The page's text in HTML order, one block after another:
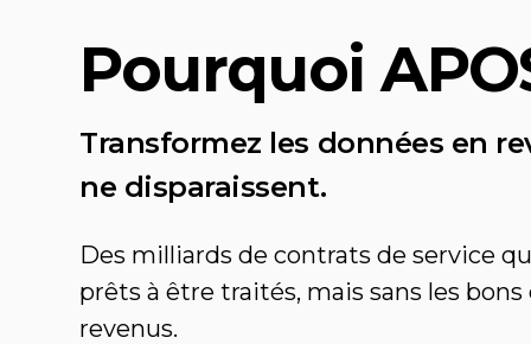
Pourquoi
Transformez les données en
ne disparaissent.
Des milliards de contrats de service
prêts à être traités, mais sans les
revenus.